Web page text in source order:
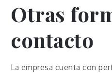
Otras
contacto
La empresa cuenta con